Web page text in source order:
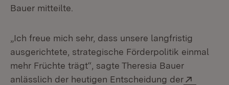
Bauer mitteilte.
„Ich freue mich sehr, dass unsere langfristig
ausgerichtete, strategische Förderpolitik einmal
mehr Früchte trägt“, sagte Theresia Bauer
anlässlich der heutigen Entscheidung der